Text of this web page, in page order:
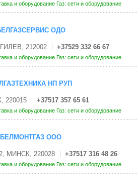
и оборудование Газ: сети и оборудование
ОДО
212002 +37529 332 66 67
и оборудование Газ: сети и оборудование
НП РУП
220015 +37517 357 65 61
и оборудование Газ: сети и оборудование
БЕЛМОНТГАЗ ООО
МИНСК, 220028 +37517 316 48 26
и оборудование Газ: сети и оборудование